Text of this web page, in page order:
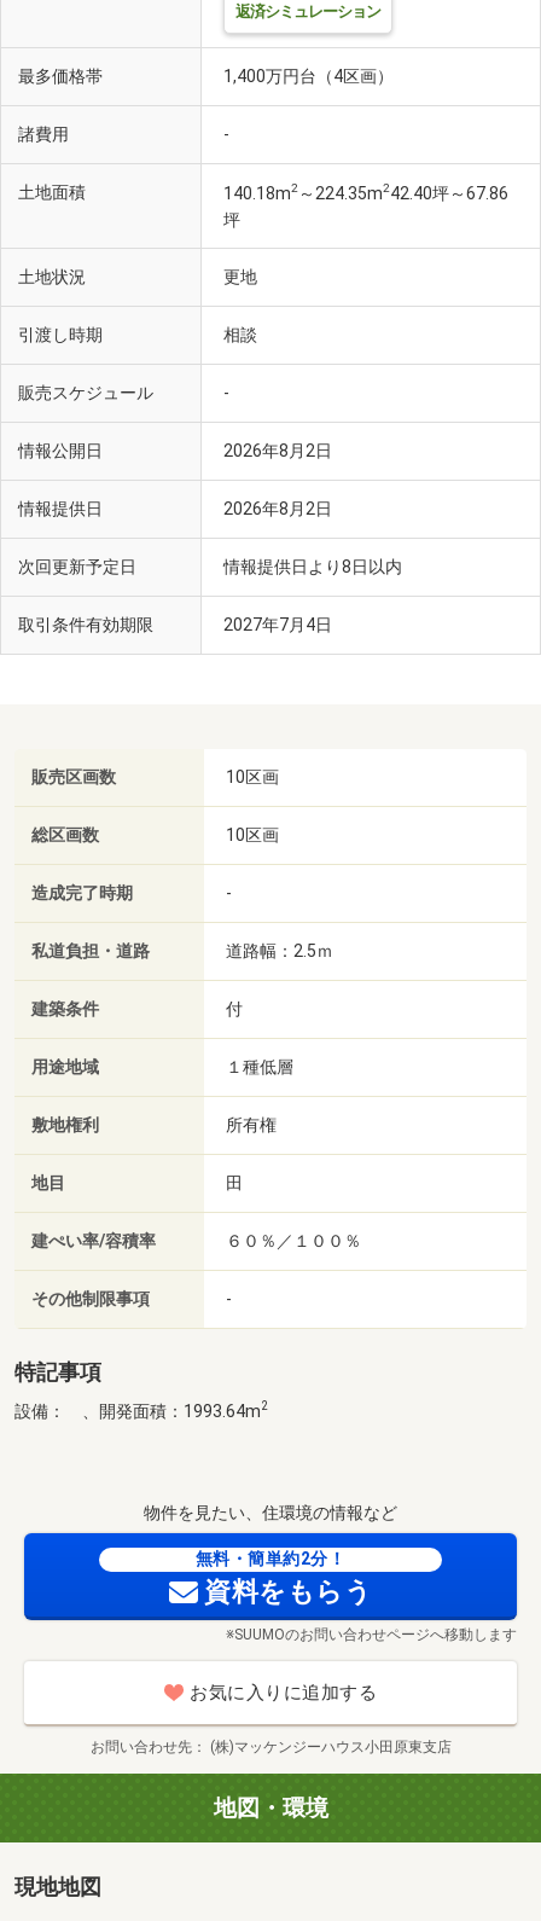
返済シミュレーション
最多価格帯 1,400万円台（4区画）
諸費用 -
土地面積 140.18m2 ～224.35m242.40坪～67.86
坪
土地状況 更地
引渡し時期 相談
販売スケジュール -
情報公開日 2026年8月2日
情報提供日 2026年8月2日
次回更新予定日 情報提供日より8日以内
取引条件有効期限 2027年7月4日
販売区画数 10区画
総区画数 10区画
造成完了時期 -
私道負担・道路 道路幅：2.5ｍ
建築条件 付
用途地域 １種低層
敷地権利 所有権
地目 田
建ぺい率/容積率 ６０％／１００％
その他制限事項 -
特記事項
設備： 、開発面積：1993.64m2
物件を見たい、住環境の情報など
無料・簡単約2分！
資料をもらう
※SUUMOのお問い合わせページへ移動します
お気に入りに追加する
お問い合わせ先 (株)マッケンジーハウス小田原東支店
地図・環境
現地地図